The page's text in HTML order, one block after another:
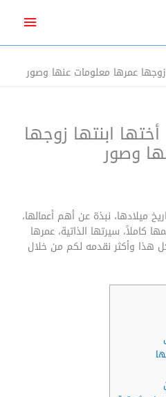
زوجها عمرها معلومات عنها وصور
ابنتها زوجها
وصور
ميلادها، نبذة عن أهم أعمالها،
كاملاً، سيرتها الذاتية، عمرها
كل هذا وأكثر نقدمه لكم من خلال